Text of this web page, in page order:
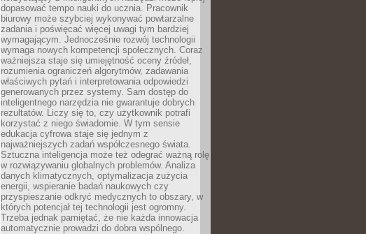
dopasować tempo nauki do ucznia. Pracownik
biurowy może szybciej wykonywać powtarzalne
zadania i poświęcać więcej uwagi tym bardziej
wymagającym. Jednocześnie rozwój technologii
wymaga nowych kompetencji społecznych. Coraz
ważniejsza staje się umiejętność oceny źródeł,
rozumienia ograniczeń algorytmów, zadawania
właściwych pytań i interpretowania odpowiedzi
generowanych przez systemy. Sam dostęp do
inteligentnego narzędzia nie gwarantuje dobrych
rezultatów. Liczy się to, czy użytkownik potrafi
korzystać z niego świadomie. W tym sensie
edukacja cyfrowa staje się jednym z
najważniejszych zadań współczesnego świata.
Sztuczna inteligencja może też odegrać ważną rolę
w rozwiązywaniu globalnych problemów. Analiza
danych klimatycznych, optymalizacja zużycia
energii, wspieranie badań naukowych czy
przyspieszanie odkryć medycznych to obszary, w
których potencjał tej technologii jest ogromny.
Trzeba jednak pamiętać, że nie każda innowacja
automatycznie prowadzi do dobra wspólnego.